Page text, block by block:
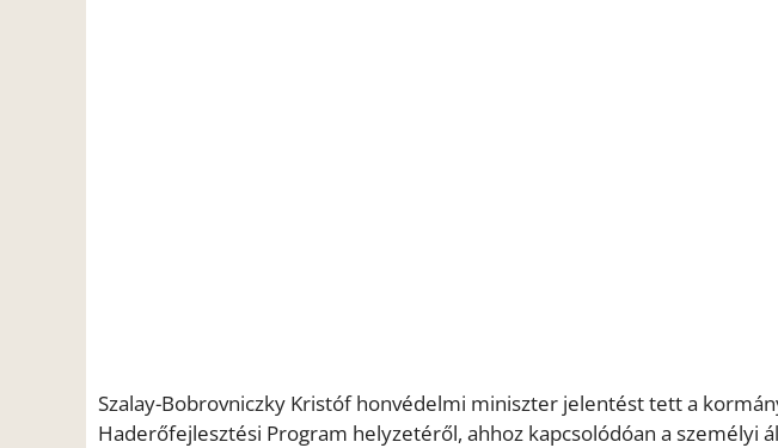
Szalay-Bobrovniczky Kristóf honvédelmi miniszter jelentést tett a
Haderőfejlesztési Program helyzetéről, ahhoz kapcsolódóan a személyi